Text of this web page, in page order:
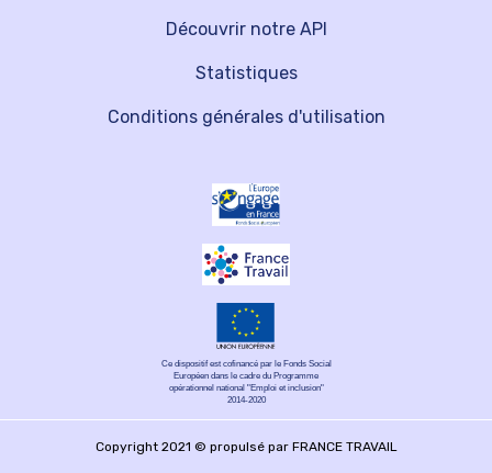
Découvrir notre API
Statistiques
Conditions générales d'utilisation
Ce dispositif est cofinancé par le Fonds Social
Européen dans le cadre du Programme
opérationnel national "Emploi et inclusion"
2014-2020
Copyright 2021 © propulsé par FRANCE TRAVAIL